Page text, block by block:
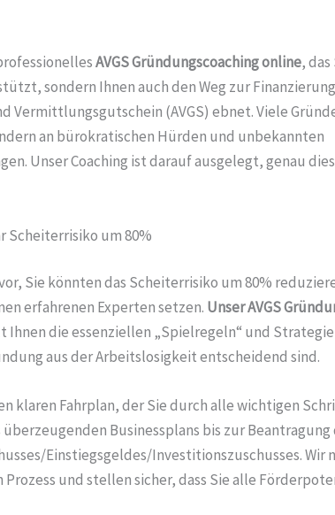
AVGSGründungscoachingonline,
sondern Ihnen auch den Weg zur
Vermittlungsgutschein (AVGS) ebnet. Viele
an bürokratischen Hürden und unbekannten
Unser Coaching ist darauf ausgelegt, genau
Scheiterrisiko um 80%
Sie könnten das Scheiterrisiko um 80%
erfahrenen Experten setzen. UnserAVGS
die essenziellen „Spielregeln“ und
aus der Arbeitslosigkeit entscheidend sind.
klaren Fahrplan, der Sie durch alle wichtigen
Businessplans bis zur Beantragung
Einstiegsgeldes/Investitionszuschusses. Wir
Prozess und stellen sicher, dass Sie alle